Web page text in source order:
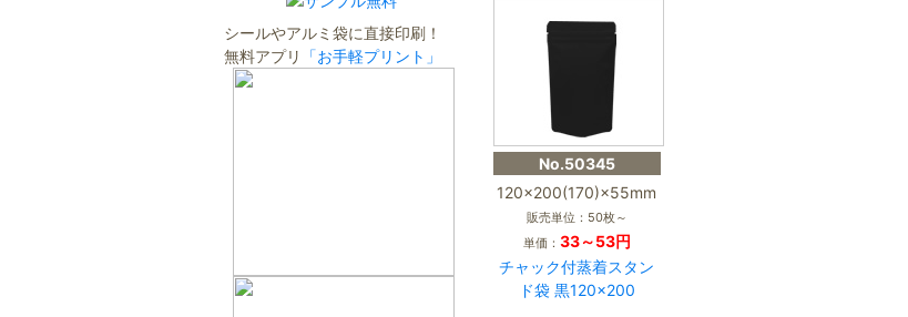
シールやアルミ袋に直接印刷！
無料アプリ
「お手軽プリント」
No.50345
120×200(170)×55mm
販売単位：50枚～
単価： 33～53円
チャック付蒸着スタン
ド袋 黒120×200